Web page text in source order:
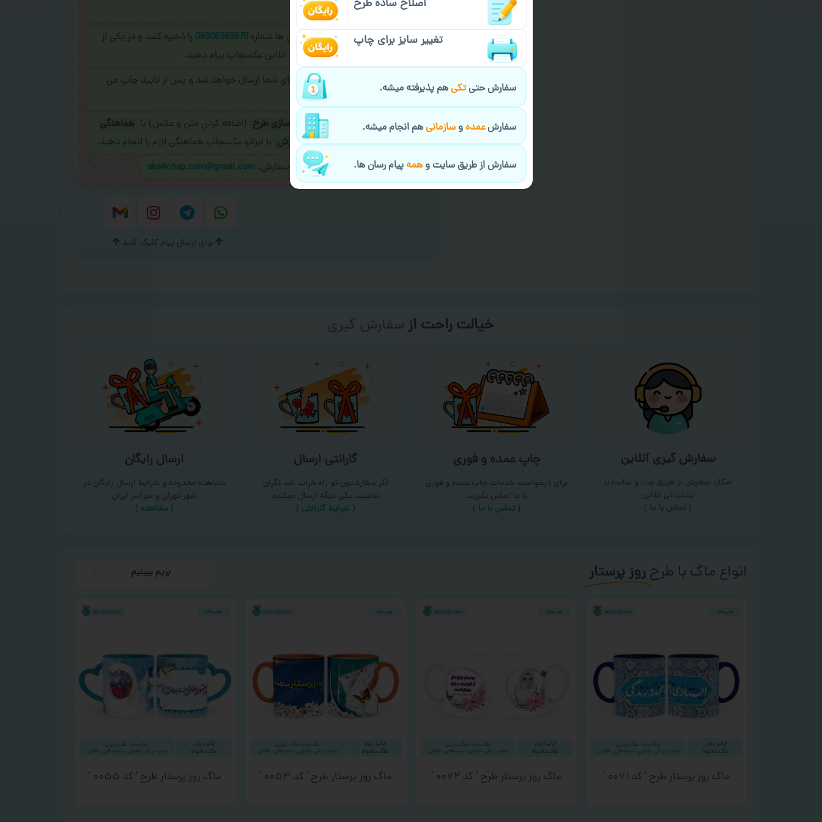
فرمایید.
برای ارسال پیام در پیام رسان ها شماره 09308383670 را ذخیره کنید و در یکی از
پیام رسان های زیر به اپراتور آنلاین عکسچاپ پیام دهید.
طراحی نهایی قبل از چاپ برای شما ارسال خواهد شد و پس از تایید چاپ می
در صورت نیاز به سفارشی سازی طرح (اضافه کردن متن و عکس) یا هماهنگی
ارسال و یا کادو کردن سفارش با اپراتو عکسچاپ هماهنگی لازم را انجام دهید.
ایمیل جهت ثبت یا پیگیری سفارش: aks4chap.com@gmail.com
برای ارسال پیام کلیک کنید
خیالت راحت از سفارش گیری
سفارش گیری آنلاین
امکان سفارش از طریق چت و سایت با
پشتیبانی آنلاین
( تماس با ما‌ )
چاپ عمده و فوری
برای درخواست خدمات چاپ عمده و فوری
با ما تماس بگیرید
( تماس با ما )
گارانتی ارسال
اگر سفارشتون تو راه خراب شد نگران
نباشید، یکی دیگه ارسال میکنیم
( شرایط گارانتی )
ارسال رایگان
مشاهده محدوده و شرایط ارسال رایگان در
شهر تهران و سراسر ایران
(مشاهده )
انواع ماگ با طرحروز پرستار بریم ببینیم
ماگ روز پرستار طرح ‘ کد ۰۰۷۱ ‘ ماگ روز پرستار طرح ‘ کد ۰۰۷۲ ‘ ماگ روز پرستار طرح ‘ کد ۰۰۵۳ ‘ ماگ روز پرستار طرح ‘ کد ۰۰۵۵ ‘
اصلاح ساده طرح
تغییر سایز برای چاپ
سفارش حتیتکیهم پذیرفته میشه.
سفارشعمدهوسازمانیهم انجام میشه.
سفارش از طریق سایت وهمهپیام رسان ها.